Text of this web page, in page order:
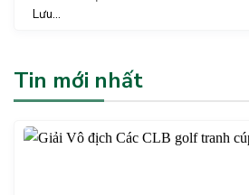
Lưu...
Tin mới nhất